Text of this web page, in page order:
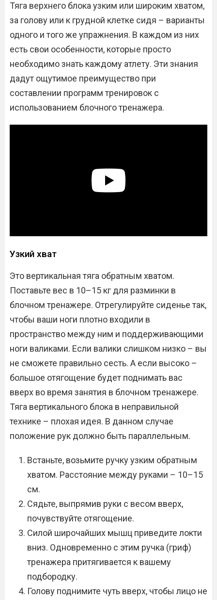
Тяга верхнего блока узким или широким хватом,
за голову или к грудной клетке сидя – варианты
одного и того же упражнения. В каждом из них
есть свои особенности, которые просто
необходимо знать каждому атлету. Эти знания
дадут ощутимое преимущество при
составлении программ тренировок с
использованием блочного тренажера.
Узкий хват
Это вертикальная тяга обратным хватом.
Поставьте вес в 10–15 кг для разминки в
блочном тренажере. Отрегулируйте сиденье так,
чтобы ваши ноги плотно входили в
пространство между ним и поддерживающими
ноги валиками. Если валики слишком низко – вы
не сможете правильно сесть. А если высоко –
большое отягощение будет поднимать вас
вверх во время занятия в блочном тренажере.
Тяга вертикального блока в неправильной
технике – плохая идея. В данном случае
положение рук должно быть параллельным.
Встаньте, возьмите ручку узким обратным
хватом. Расстояние между руками – 10–15
см.
Сядьте, выпрямив руки с весом вверх,
почувствуйте отягощение.
Силой широчайших мышц приведите локти
вниз. Одновременно с этим ручка (гриф)
тренажера притягивается к вашему
подбородку.
Голову поднимите чуть вверх, чтобы лицо не